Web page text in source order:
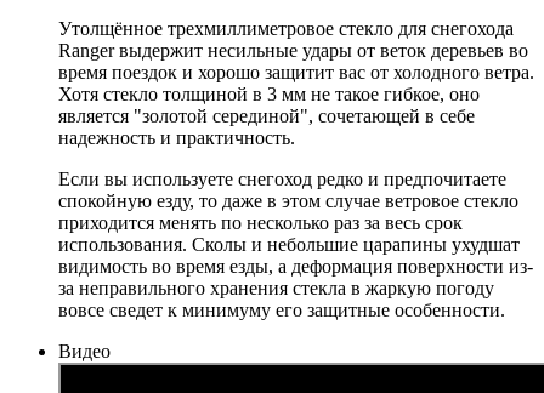
Утолщённое трехмиллиметровое стекло для снегохода
Ranger выдержит несильные удары от веток деревьев во
время поездок и хорошо защитит вас от холодного ветра.
Хотя стекло толщиной в 3 мм не такое гибкое, оно
является "золотой серединой", сочетающей в себе
надежность и практичность.
Если вы используете снегоход редко и предпочитаете
спокойную езду, то даже в этом случае ветровое стекло
приходится менять по несколько раз за весь срок
использования. Сколы и небольшие царапины ухудшат
видимость во время езды, а деформация поверхности из-
за неправильного хранения стекла в жаркую погоду
вовсе сведет к минимуму его защитные особенности.
Видео